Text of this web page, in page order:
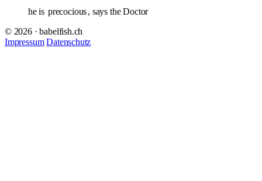
he is precocious, says the Doctor
© 2026 · babelfish.ch
Impressum Datenschutz